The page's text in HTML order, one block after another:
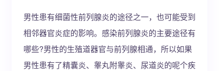
男性患有细菌性前列腺炎的途径之一，也可能受到
相邻器官炎症的影响。感染前列腺炎的主要途径有
哪些?男性的生殖道器官与前列腺相通，所以如果
男性患有了精囊炎、睾丸附睾炎、尿道炎的呢个疾